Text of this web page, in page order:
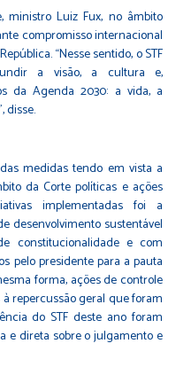
ministro Luiz Fux, no âmbito
compromisso internacional
“Nesse sentido, o STF
a visão, a cultura e,
da Agenda 2030: a vida, a
disse.
medidas tendo em vista a
da Corte políticas e ações
implementadas foi a
desenvolvimento sustentável
constitucionalidade e com
pelo presidente para a pauta
forma, ações de controle
repercussão geral que foram
do STF deste ano foram
e direta sobre o julgamento e